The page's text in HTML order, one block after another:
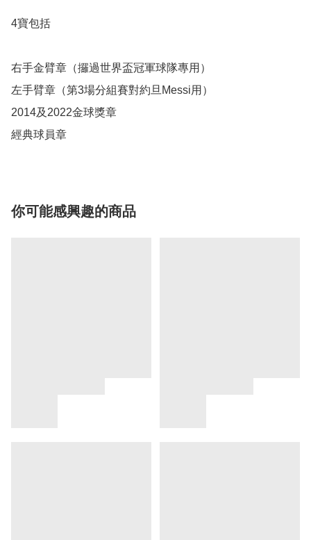
4寶包括
右手金臂章（攞過世界盃冠軍球隊專用）
左手臂章（第3場分組賽對約旦Messi用）
2014及2022金球獎章
經典球員章
你可能感興趣的商品